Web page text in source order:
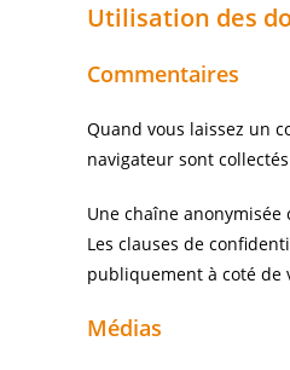
Utilisation des
Commentaires
Quand vous laissez un
navigateur sont
Une chaîne
Les clauses de
publiquement à coté de
Médias